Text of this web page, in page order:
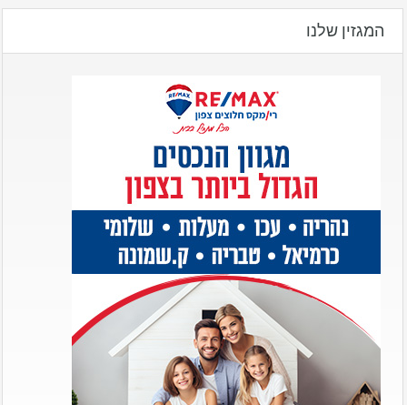
המגזין שלנו